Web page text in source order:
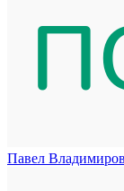
Павел